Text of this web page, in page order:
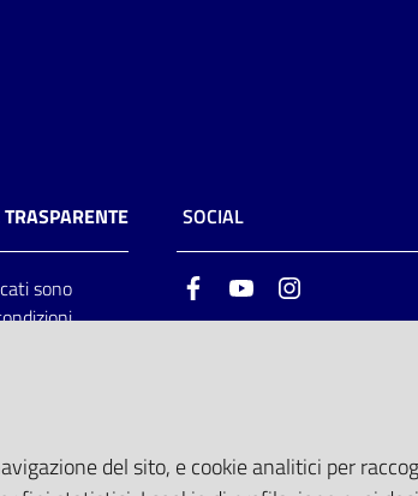
sono
SOCIAL
FacebookYoutube
del sito, e cookie analitici per